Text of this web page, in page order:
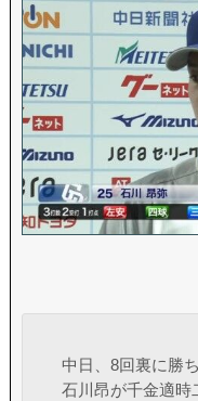
中日、8回裏に勝
石川昂が千金適時